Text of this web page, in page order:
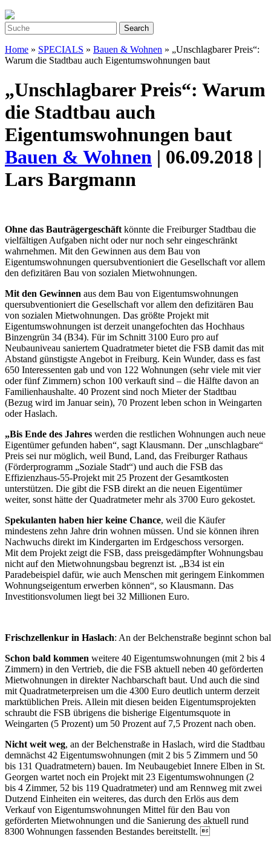
Home » SPECIALS » Bauen & Wohnen » „Unschlagbarer Preis“:
Warum die Stadtbau auch Eigentumswohnungen baut
„Unschlagbarer Preis“: Warum
die Stadtbau auch
Eigentumswohnungen baut
Bauen & Wohnen | 06.09.2018 |
Lars Bargmann
Ohne das Bauträgergeschäft könnte die Freiburger Stadtbau die
vielfältigen Aufgaben nicht oder nur noch sehr eingeschränkt
wahrnehmen. Mit den Gewinnen aus dem Bau von
Eigentumswohnungen quersubventioniert die Gesellschaft vor allem
den defizitären Bau von sozialen Mietwohnungen.
Mit den Gewinnen aus dem Bau von Eigentumswohnungen
quersubventioniert die Gesellschaft vor allem den defizitären Bau
von sozialen Mietwohnungen. Das größte Projekt mit
Eigentumswohnungen ist derzeit unangefochten das Hochhaus
Binzengrün 34 (B34). Für im Schnitt 3100 Euro pro auf
Neubauniveau saniertem Quadratmeter bietet die FSB damit das mit
Abstand günstigste Angebot in Freiburg. Kein Wunder, dass es fast
650 Interessenten gab und von 122 Wohnungen (sehr viele mit vier
oder fünf Zimmern) schon 100 verkauft sind – die Hälfte davon an
Familienhaushalte. 40 Prozent sind noch Mieter der Stadtbau
(Bezug wird im Januar sein), 70 Prozent leben schon in Weingarten
oder Haslach.
„Bis Ende des Jahres werden die restlichen Wohnungen auch neue
Eigentümer gefunden haben“, sagt Klausmann. Der „unschlagbare“
Preis sei nur möglich, weil Bund, Land, das Freiburger Rathaus
(Förderprogramm „Soziale Stadt“) und auch die FSB das
Effizienzhaus-55-Projekt mit 25 Prozent der Gesamtkosten
unterstützen. Die gibt die FSB direkt an die neuen Eigentümer
weiter, sonst hätte der Quadratmeter mehr als 3700 Euro gekostet.
Spekulanten haben hier keine Chance, weil die Käufer
mindestens zehn Jahre drin wohnen müssen. Und sie können ihren
Nachwuchs direkt im Kindergarten im Erdgeschoss versorgen.
Mit dem Projekt zeigt die FSB, dass preisgedämpfter Wohnungsbau
nicht auf den Mietwohnungsbau begrenzt ist. „B34 ist ein
Paradebeispiel dafür, wie auch Menschen mit geringem Einkommen
Wohnungseigentum erwerben können“, so Klausmann. Das
Investitionsvolumen liegt bei 32 Millionen Euro.
Frischzellenkur in Haslach: An der Belchenstraße beginnt schon
Schon bald kommen weitere 40 Eigentumswohnungen (mit 2 bis 4
Zimmern) in den Vertrieb, die die FSB aktuell neben 40 geförderten
Mietwohnungen in direkter Nachbarschaft baut. Und auch die sind
mit Quadratmeterpreisen um die 4300 Euro deutlich unterm derzeit
marktüblichen Preis. Allein mit diesen beiden Eigentumsprojekten
schraubt die FSB übrigens die bisherige Eigentumsquote in
Weingarten (5 Prozent) um 50 Prozent auf 7,5 Prozent nach oben.
Nicht weit weg, an der Belchenstraße in Haslach, wird die Stadtbau
demnächst 42 Eigentumswohnungen (mit 2 bis 5 Zimmern und 50
bis 131 Quadratmetern) bauen. Im Neubaugebiet Innere Elben in St.
Georgen wartet noch ein Projekt mit 23 Eigentumswohnungen (2
bis 4 Zimmer, 52 bis 119 Quadratmeter) und am Rennweg mit zwei
Dutzend Einheiten ein weiteres, das durch den Erlös aus dem
Verkauf von Eigentumswohnungen Mittel für den Bau von
geförderten Mietwohnungen und die Sanierung des aktuell rund
8300 Wohnungen fassenden Bestandes bereitstellt. 